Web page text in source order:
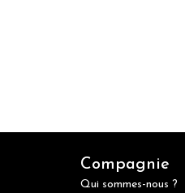
Compagnie
Qui sommes-nous ?